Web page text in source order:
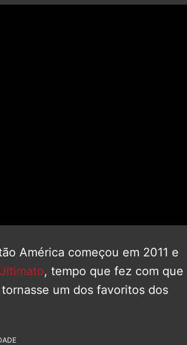
América começou em 2011 e
, tempo que fez com que
um dos favoritos dos